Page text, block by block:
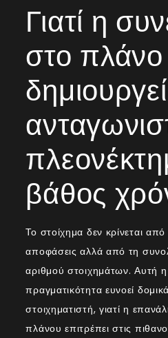
Γιατί η
στο πλάνο
δημιουργεί
βάθος
Το στοίχημα δεν κρίνεται
αποφάσεις αλλά από τη
αριθμού στοιχημάτων. Αυτή η
πραγματικότητα ευνοεί
στοιχηματιστή, γιατί η
πλάνου επιτρέπει στις